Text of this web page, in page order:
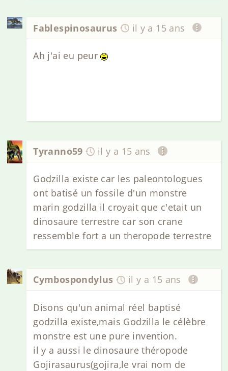
Fablespinosaurus il y a 15 ans
Ah j'ai eu peur
Tyranno59 il y a 15 ans
Godzilla existe car les paleontologues
ont batisé un fossile d'un monstre
marin godzilla il croyait que c'etait un
dinosaure terrestre car son crane
ressemble fort a un theropode terrestre
Cymbospondylus il y a 15 ans
Disons qu'un animal réel baptisé
godzilla existe,mais Godzilla le célèbre
monstre est une pure invention.
il y a aussi le dinosaure théropode
Gojirasaurus(gojira,le vrai nom de